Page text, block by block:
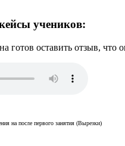
учеников:
готов оставить отзыв,
на после первого занятия (Вырезки)